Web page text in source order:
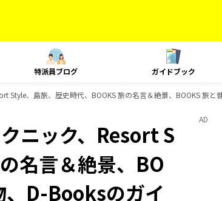
特派員ブログ ガイドブック
Style、島旅、歴史時代、BOOKS 旅の名言＆絶景、BOOKS 旅
ニック、Resort S
名言＆絶景、BO
、D-Booksのガイ
AD